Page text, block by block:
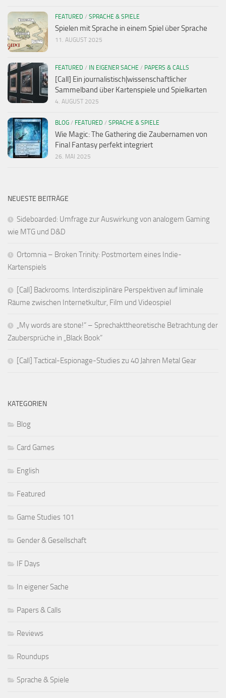
FEATURED / SPRACHE & SPIELE
Spielen mit Sprache in einem Spiel über Sprache
11. AUGUST 2025
FEATURED / IN EIGENER SACHE / PAPERS & CALLS
[Call] Ein journalistisch|wissenschaftlicher
Sammelband über Kartenspiele und Spielkarten
4. AUGUST 2025
BLOG / FEATURED / SPRACHE & SPIELE
Wie Magic: The Gathering die Zaubernamen von
Final Fantasy perfekt integriert
26. MAI 2025
NEUESTE BEITRÄGE
Sideboarded: Umfrage zur Auswirkung von analogem Gaming
wie MTG und D&D
Ortomnia – Broken Trinity: Postmortem eines Indie-
Kartenspiels
[Call] Backrooms. Interdisziplinäre Perspektiven auf liminale
Räume zwischen Internetkultur, Film und Videospiel
„My words are stone!“ – Sprechakttheoretische Betrachtung der
Zaubersprüche in „Black Book“
[Call] Tactical-Espionage-Studies zu 40 Jahren Metal Gear
KATEGORIEN
Blog
Card Games
English
Featured
Game Studies 101
Gender & Gesellschaft
IF Days
In eigener Sache
Papers & Calls
Reviews
Roundups
Sprache & Spiele